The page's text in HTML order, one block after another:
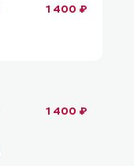
1 400 ₽
1 400 ₽